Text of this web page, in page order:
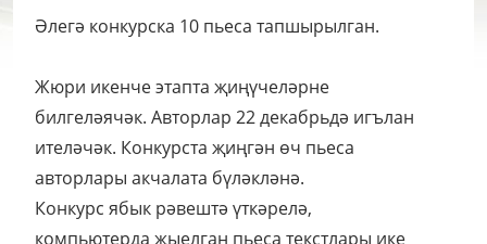
Әлегә конкурска 10 пьеса тапшырылган.
Жюри икенче этапта җиңүчеләрне
билгеләячәк. Авторлар 22 декабрьдә игълан
ителәчәк. Конкурста җиңгән өч пьеса
авторлары акчалата бүләкләнә.
Конкурс ябык рәвештә үткәрелә,
компьютерда җыелган пьеса текстлары ике